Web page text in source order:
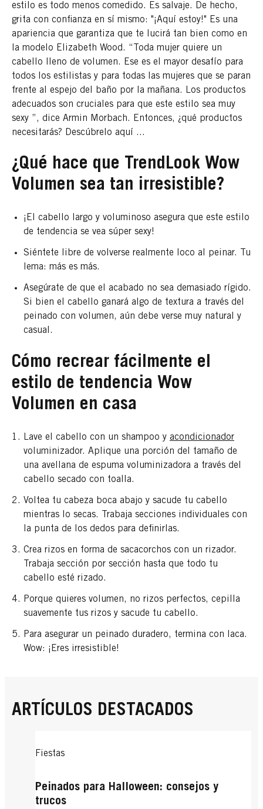
estilo es todo menos comedido. Es salvaje. De hecho,
grita con confianza en sí mismo: "¡Aquí estoy!" Es una
apariencia que garantiza que te lucirá tan bien como en
la modelo Elizabeth Wood. “Toda mujer quiere un
cabello lleno de volumen. Ese es el mayor desafío para
todos los estilistas y para todas las mujeres que se paran
frente al espejo del baño por la mañana. Los productos
adecuados son cruciales para que este estilo sea muy
sexy ”, dice Armin Morbach. Entonces, ¿qué productos
necesitarás? Descúbrelo aquí ...
¿Qué hace que TrendLook Wow
Volumen sea tan irresistible?
¡El cabello largo y voluminoso asegura que este estilo
de tendencia se vea súper sexy!
Siéntete libre de volverse realmente loco al peinar. Tu
lema: más es más.
Asegúrate de que el acabado no sea demasiado rígido.
Si bien el cabello ganará algo de textura a través del
peinado con volumen, aún debe verse muy natural y
casual.
Cómo recrear fácilmente el
estilo de tendencia Wow
Volumen en casa
Lave el cabello con un shampoo y acondicionador
voluminizador. Aplique una porción del tamaño de
una avellana de espuma voluminizadora a través del
cabello secado con toalla.
Voltea tu cabeza boca abajo y sacude tu cabello
mientras lo secas. Trabaja secciones individuales con
la punta de los dedos para definirlas.
Crea rizos en forma de sacacorchos con un rizador.
Trabaja sección por sección hasta que todo tu
cabello esté rizado.
Porque quieres volumen, no rizos perfectos, cepilla
suavemente tus rizos y sacude tu cabello.
Para asegurar un peinado duradero, termina con laca.
Wow: ¡Eres irresistible!
ARTÍCULOS DESTACADOS
Fiestas
Peinados para Halloween: consejos y
trucos